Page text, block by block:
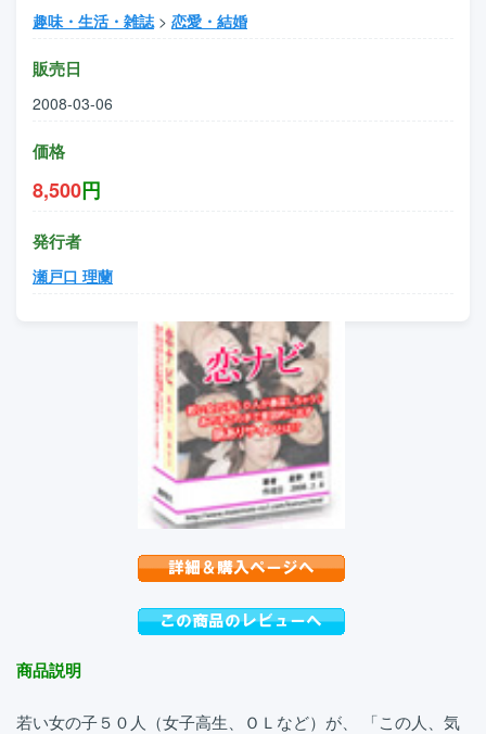
趣味・生活・雑誌> 恋愛・結婚
販売日
2008-03-06
価格
8,500円
発行者
瀬戸口 理蘭
商品説明
若い女の子５０人（女子高生、ＯＬなど）が、 「この人、気